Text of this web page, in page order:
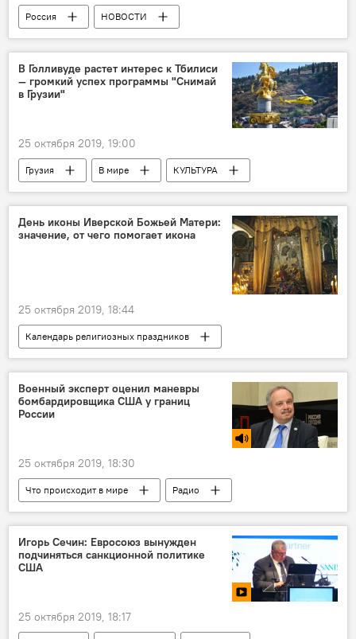
Россия НОВОСТИ
В Голливуде растет интерес к Тбилиси
— громкий успех программы "Снимай
в Грузии"
25 октября 2019, 19:00
Грузия В мире
КУЛЬТУРА
ЭКОНОМИКА
"Снимай в Грузии"
Триумф грузинского кино
Голливуд
День иконы Иверской Божьей Матери:
значение, от чего помогает икона
25 октября 2019, 18:44
Календарь религиозных праздников
Справки
Религия
Военный эксперт оценил маневры
бомбардировщика США у границ
России
25 октября 2019, 18:30
Что происходит в мире
Радио
В мире
Политика
Игорь Сечин: Евросоюз вынужден
подчиняться санкционной политике
США
25 октября 2019, 18:17